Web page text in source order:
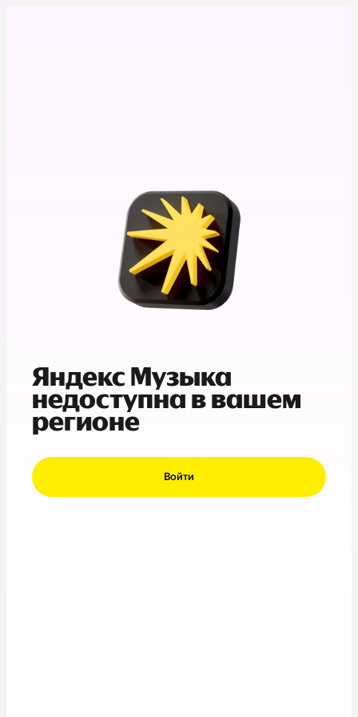
Яндекс Музыка
недоступна в вашем
регионе
Войти